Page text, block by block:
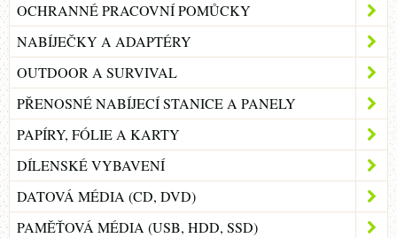
OCHRANNÉ PRACOVNÍ POMŮCKY
NABÍJEČKY A ADAPTÉRY
OUTDOOR A SURVIVAL
PŘENOSNÉ NABÍJECÍ STANICE A PANELY
PAPÍRY, FÓLIE A KARTY
DÍLENSKÉ VYBAVENÍ
DATOVÁ MÉDIA (CD, DVD)
PAMĚŤOVÁ MÉDIA (USB, HDD, SSD)